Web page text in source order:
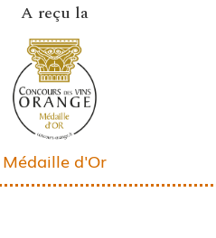
A reçu la
Médaille d'Or